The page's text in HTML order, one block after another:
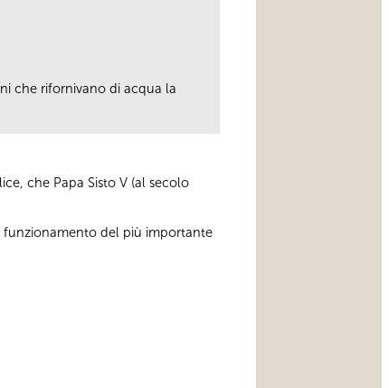
che rifornivano di acqua la
che Papa Sisto V (al secolo
funzionamento del più importante